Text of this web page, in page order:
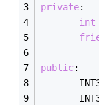
private:
int
public